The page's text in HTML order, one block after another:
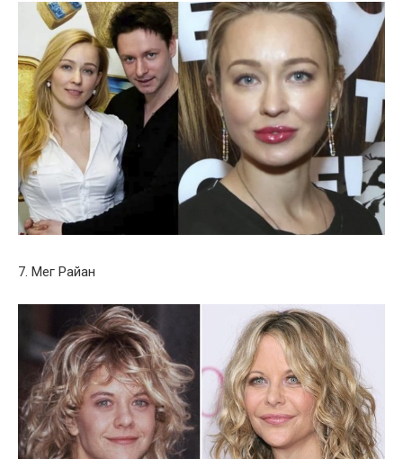
7. Мег Райан